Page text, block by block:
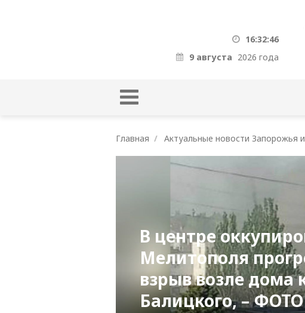
16:32:48
9 августа 2026 года
Главная Актуальные новости Запорожья
В центре
Мелитополя
взрыв возле дома
Балицкого, – ФОТО